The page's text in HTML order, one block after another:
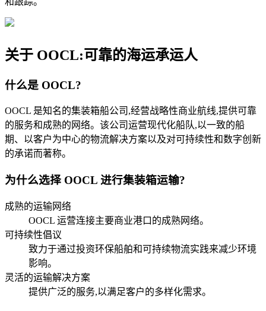
关于 OOCL:可靠的海运承运人
什么是 OOCL?
OOCL 是知名的集装箱船公司,经营战略性商业航线,提供可靠
的服务和成熟的网络。该公司运营现代化船队,以一致的船
期、以客户为中心的物流解决方案以及对可持续性和数字创新
的承诺而著称。
为什么选择 OOCL 进行集装箱运输?
成熟的运输网络
OOCL 运营连接主要商业港口的成熟网络。
可持续性倡议
致力于通过投资环保船舶和可持续物流实践来减少环境
影响。
灵活的运输解决方案
提供广泛的服务,以满足客户的多样化需求。